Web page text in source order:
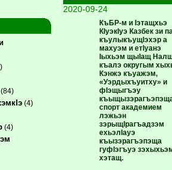
(84)
(4)
(4)
2020-09-24
КъБР-м и Iэтащхьэ
КIуэкIуэ Казбек зи
къулыкъущIэхэр а
махуэм и етIуанэ
Iыхьэм щыIащ
къалэ округым
Кэнжэ къуажэм,
«Уэрдыхъуитху» и
фIэщыгъэу
спорт академием
лэжьэн
зэрыщIрагъадзэм
ехьэлIауэ
къызэрагъэпэща
гуфIэгъуэ
хэтащ.